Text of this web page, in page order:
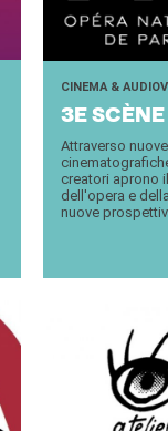
CINEMA &
3E SCÈNE
Attraverso
creatori aprono
dell'opera e
nuove